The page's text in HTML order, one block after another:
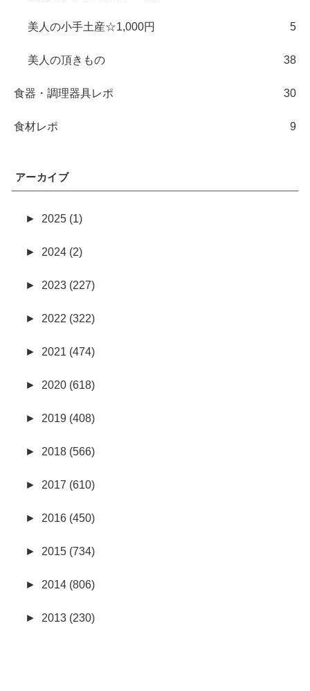
美人の小手土産☆1,000円 5
美人の頂きもの 38
食器・調理器具レポ 30
食材レポ 9
アーカイブ
► 2025 (1)
► 2024 (2)
► 2023 (227)
► 2022 (322)
► 2021 (474)
► 2020 (618)
► 2019 (408)
► 2018 (566)
► 2017 (610)
► 2016 (450)
► 2015 (734)
► 2014 (806)
► 2013 (230)